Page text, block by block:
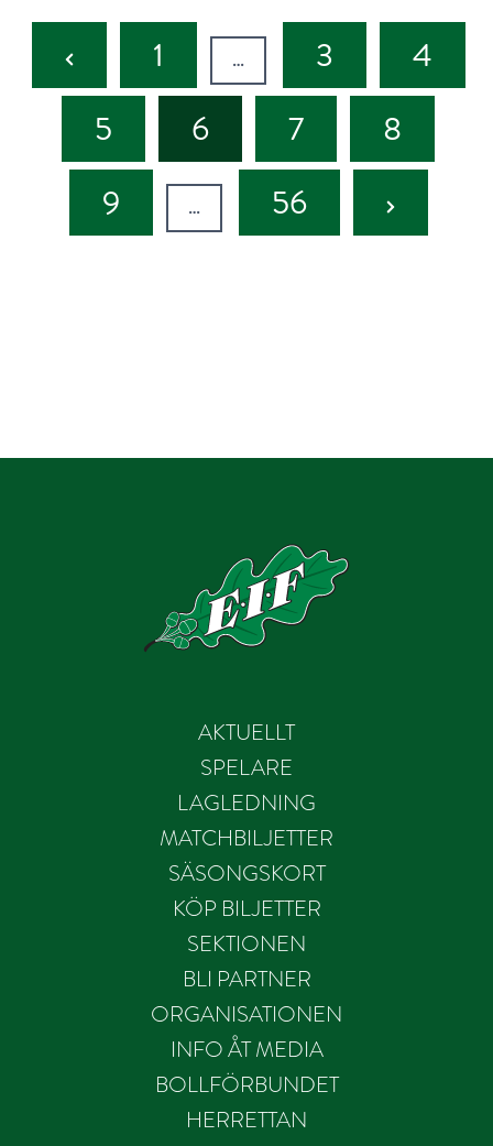
Previous
Page
1 … 3
4
5
6 7
8
9
… 56 Next
Page
AKTUELLT
SPELARE
LAGLEDNING
MATCHBILJETTER
SÄSONGSKORT
KÖP BILJETTER
SEKTIONEN
BLI PARTNER
ORGANISATIONEN
INFO ÅT MEDIA
BOLLFÖRBUNDET
HERRETTAN